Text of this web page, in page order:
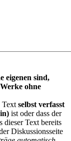
eigenen sind,
ohne
Text selbst verfasst
ist oder dass der
dieser Text bereits
Diskussionsseite